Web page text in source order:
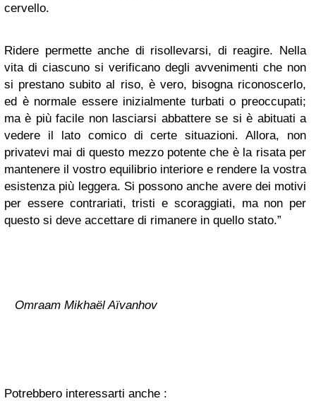
cervello.
Ridere permette anche di risollevarsi, di reagire. Nella
vita di ciascuno si verificano degli avvenimenti che non
si prestano subito al riso, è vero, bisogna riconoscerlo,
ed è normale essere inizialmente turbati o preoccupati;
ma è più facile non lasciarsi abbattere se si è abituati a
vedere il lato comico di certe situazioni. Allora, non
privatevi mai di questo mezzo potente che è la risata per
mantenere il vostro equilibrio interiore e rendere la vostra
esistenza più leggera. Si possono anche avere dei motivi
per essere contrariati, tristi e scoraggiati, ma non per
questo si deve accettare di rimanere in quello stato.”
Omraam Mikhaël Aïvanhov
Potrebbero interessarti anche :